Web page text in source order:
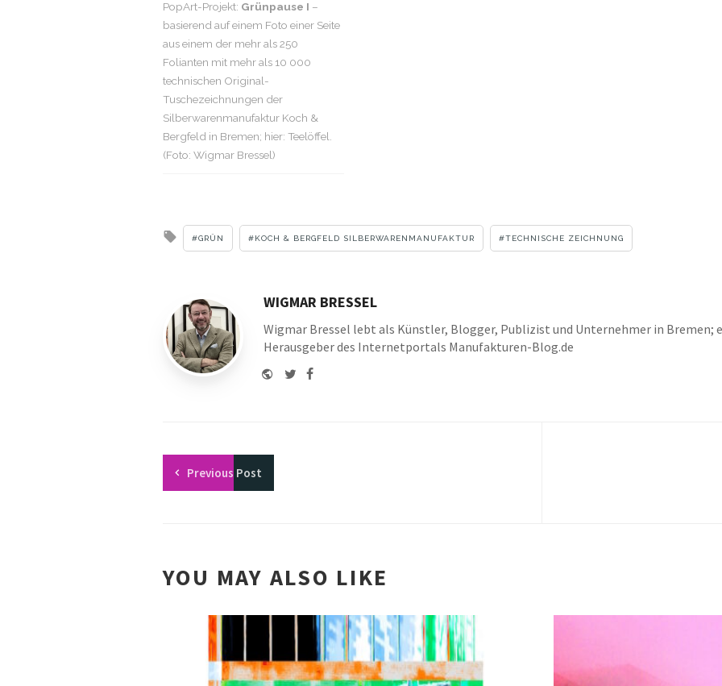
PopArt-Projekt: Grünpause I –
basierend auf einem Foto einer Seite
aus einem der mehr als 250
Folianten mit mehr als 10 000
technischen Original-
Tuschezeichnungen der
Silberwarenmanufaktur Koch &
Bergfeld in Bremen; hier: Teelöffel.
(Foto: Wigmar Bressel)
Tagged
GRÜN KOCH & BERGFELD SILBERWARENMANUFAKTUR TECHNISCHE ZEICHNUNG
WIGMAR BRESSEL
Wigmar Bressel lebt als Künstler, Blogger, Publizist und Unternehmer in Bremen;
Herausgeber des Internetportals Manufakturen-Blog.de
Website
TwitterFacebook
Previous Post
YOU MAY ALSO LIKE